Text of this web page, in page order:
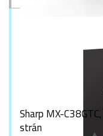
Sharp MX-
strán